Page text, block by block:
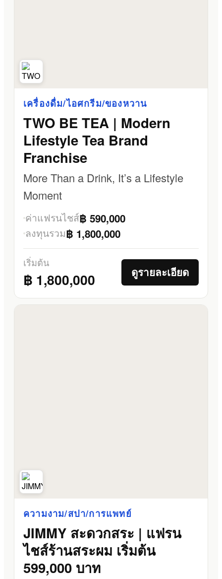
เครื่องดื่ม/ไอศกรีม/ของหวาน
TWO BE TEA | Modern
Lifestyle Tea Brand
Franchise
More Than a Drink, It’s a Lifestyle
Moment
ค่าแฟรนไชส์฿ 590,000
ลงทุนรวม฿ 1,800,000
เริ่มต้น
฿ 1,800,000 ดูรายละเอียด
ความงาม/สปา/การแพทย์
JIMMY สะดวกสระ | แฟรน
ไชส์ร้านสระผม เริ่มต้น
599,000 บาท